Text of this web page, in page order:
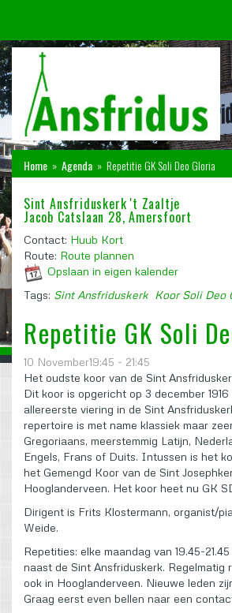
Home » Agenda » Repetitie GK Soli Deo Gloria
Sint Ansfriduskerk 't Zaaltje
Jacob Catslaan 28, Amersfoort
Contact: Huub Kort
Route: Route plannen
Opslaan in eigen kalender
Tags: Sint Ansfriduskerk Koor Soli Deo
Repetitie GK Soli
10 November19:45 - 21:45
Het oudste koor van de Sint
Dit koor is opgericht op 3 december
allereerste viering in de Sint
repertoire is met name klassiek maar
Gregoriaans, meerstemmig Latijn,
Engels, Frans of Duits. Intussen is het
het Gemengd Koor van de Sint
Hooglanderveen. Het koor heet nu GK
Dirigent is Frits Klostermann, organist/
Weide.
Repetities: elke maandag van 19.45-
naast de Sint Ansfriduskerk. Regelmatig
ook in Hooglanderveen. Nieuwe leden
Graag eerst even bellen naar een